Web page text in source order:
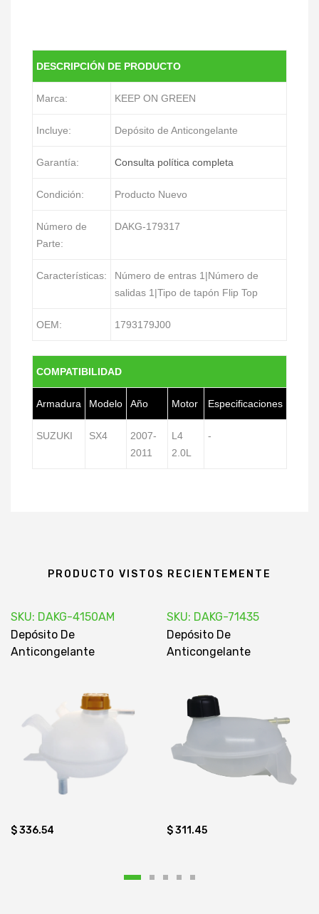
DESCRIPCIÓN DE PRODUCTO
Marca: KEEP ON GREEN
Incluye: Depósito de Anticongelante
Garantía: Consulta política completa
Condición: Producto Nuevo
Número de
Parte:
DAKG-179317
Características:
Número de entras 1|Número de
salidas 1|Tipo de tapón Flip Top
OEM: 1793179J00
COMPATIBILIDAD
Armadura Modelo Año Motor Especificaciones
SUZUKI SX4
2007-
2011
L4
2.0L
-
PRODUCTO VISTOS RECIENTEMENTE
SKU: DAKG-4150AM
Depósito De
Anticongelante
$ 336.54
SKU: DAKG-71435
Depósito De
Anticongelante
$ 311.45